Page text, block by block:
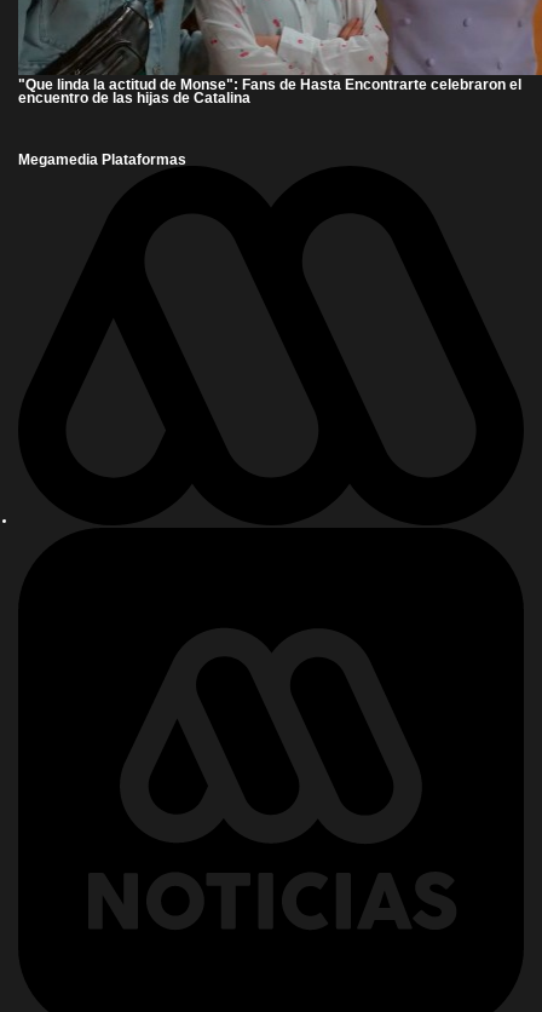
"Que linda la actitud de Monse": Fans de Hasta Encontrarte celebraron el
encuentro de las hijas de Catalina
Megamedia Plataformas